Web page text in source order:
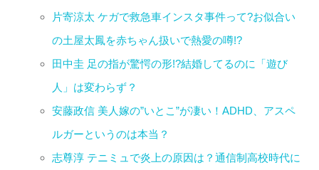
片寄涼太 ケガで救急車インスタ事件って?お似合い
の土屋太鳳を赤ちゃん扱いで熱愛の噂!?
田中圭 足の指が驚愕の形!?結婚してるのに「遊び
人」は変わらず？
安藤政信 美人嫁の”いとこ”が凄い！ADHD、アスペ
ルガーというのは本当？
志尊淳 テニミュで炎上の原因は？通信制高校時代に